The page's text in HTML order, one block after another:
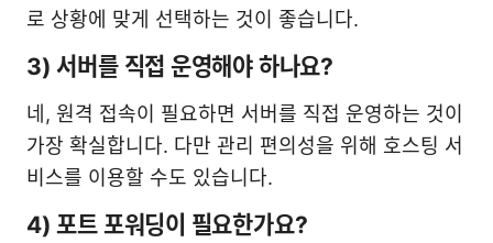
로 상황에 맞게 선택하는 것이 좋습니다.
3) 서버를 직접 운영해야 하나요?
네, 원격 접속이 필요하면 서버를 직접 운영하는 것이
가장 확실합니다. 다만 관리 편의성을 위해 호스팅 서
비스를 이용할 수도 있습니다.
4) 포트 포워딩이 필요한가요?